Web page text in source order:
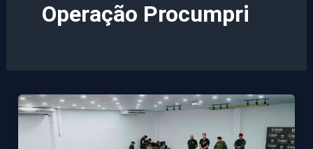
Operação Procumpri